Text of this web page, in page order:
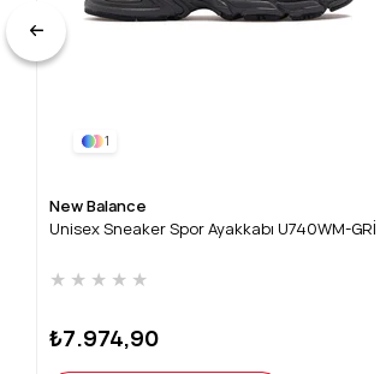
1
New Balance
Unisex Sneaker Spor Ayakkabı U740WM-GRİ
★ ★ ★ ★ ★
₺7.974,90